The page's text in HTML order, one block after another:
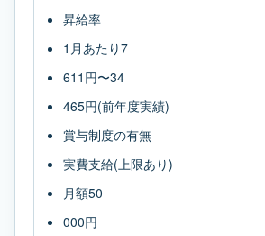
昇給率
1月あたり7
611円〜34
465円(前年度実績)
賞与制度の有無
実費支給(上限あり)
月額50
000円